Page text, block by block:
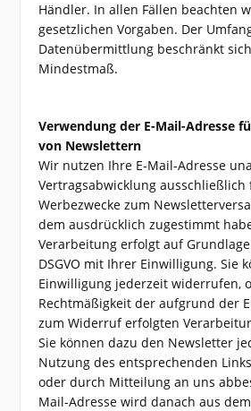
Händler. In allen Fällen beachten
gesetzlichen Vorgaben. Der
Datenübermittlung beschränkt
Mindestmaß.
Verwendung der E-Mail-Adresse
von Newslettern
Wir nutzen Ihre E-Mail-Adresse
Vertragsabwicklung ausschließlich
Werbezwecke zum
dem ausdrücklich zugestimmt
Verarbeitung erfolgt auf
DSGVO mit Ihrer Einwilligung. Sie
Einwilligung jederzeit widerrufen,
Rechtmäßigkeit der aufgrund der
zum Widerruf erfolgten
Sie können dazu den Newsletter
Nutzung des entsprechenden
oder durch Mitteilung an uns
Mail-Adresse wird danach aus